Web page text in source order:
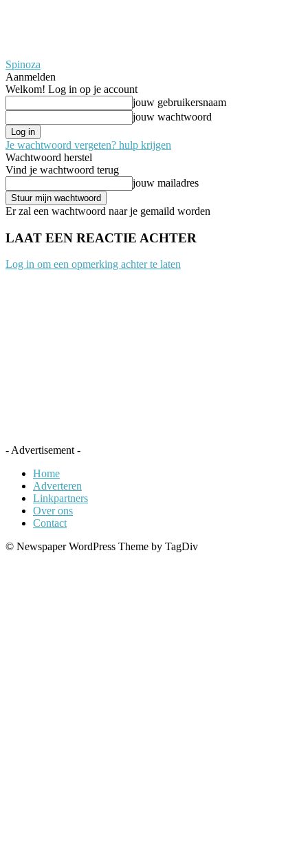
Spinoza
Aanmelden
Welkom! Log in op je account
jouw gebruikersnaam
jouw wachtwoord
Je wachtwoord vergeten? hulp krijgen
Wachtwoord herstel
Vind je wachtwoord terug
jouw mailadres
Er zal een wachtwoord naar je gemaild worden
LAAT EEN REACTIE ACHTER
Log in om een opmerking achter te laten
- Advertisement -
Home
Adverteren
Linkpartners
Over ons
Contact
© Newspaper WordPress Theme by TagDiv